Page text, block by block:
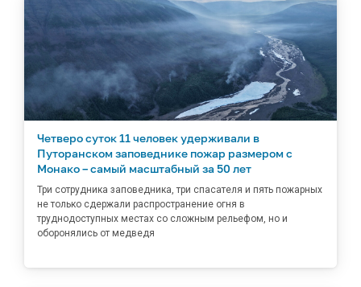
Четверо суток 11 человек удерживали в
Путоранском заповеднике пожар размером с
Монако – самый масштабный за 50 лет
Три сотрудника заповедника, три спасателя и пять пожарных
не только сдержали распространение огня в
труднодоступных местах со сложным рельефом, но и
оборонялись от медведя